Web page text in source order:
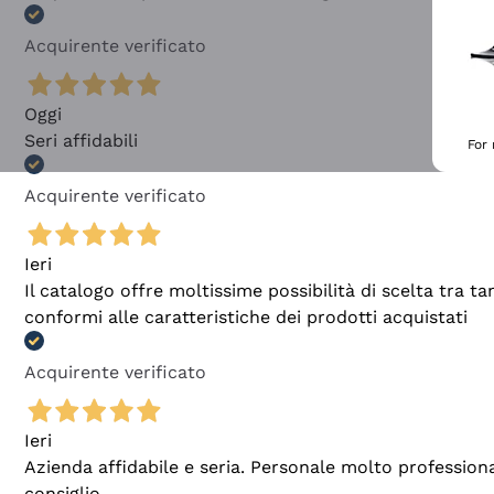
Acquirente verificato
Oggi
Seri affidabili
Acquirente verificato
Ieri
Il catalogo offre moltissime possibilità di scelta tra
conformi alle caratteristiche dei prodotti acquistati
Acquirente verificato
Ieri
Azienda affidabile e seria. Personale molto
For